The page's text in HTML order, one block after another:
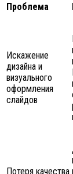
Проблема
Искажение
дизайна и
визуального
оформления
слайдов
Потеря качества